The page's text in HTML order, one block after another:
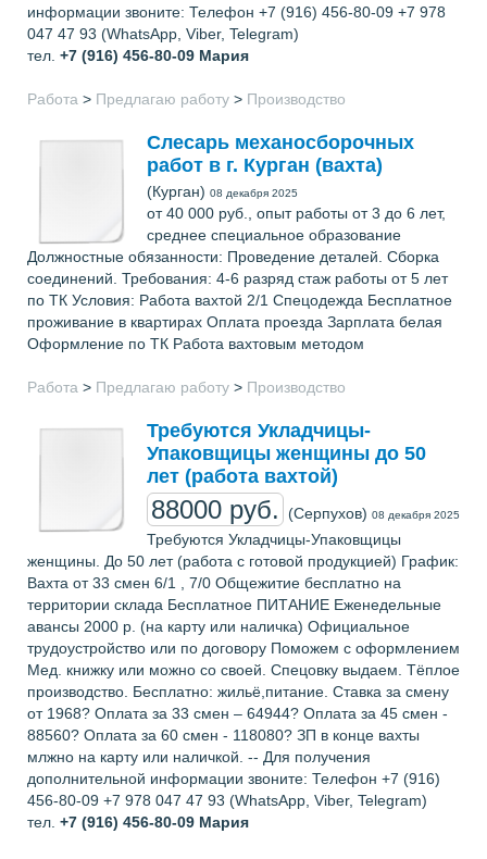
информации звоните: Телефон +7 (916) 456-80-09 +7 978
047 47 93 (WhatsApp, Viber, Telegram)
тел. +7 (916) 456-80-09 Мария
Работа > Предлагаю работу > Производство
Слесарь механосборочных
работ в г. Курган (вахта)
(Курган) 08 декабря 2025
от 40 000 руб., опыт работы от 3 до 6 лет,
среднее специальное образование
Должностные обязанности: Проведение деталей. Сборка
соединений. Требования: 4-6 разряд стаж работы от 5 лет
по ТК Условия: Работа вахтой 2/1 Спецодежда Бесплатное
проживание в квартирах Оплата проезда Зарплата белая
Оформление по ТК Работа вахтовым методом
Работа > Предлагаю работу > Производство
Требуются Укладчицы-
Упаковщицы женщины до 50
лет (работа вахтой)
88000 руб. (Серпухов) 08 декабря 2025
Требуются Укладчицы-Упаковщицы
женщины. До 50 лет (работа с готовой продукцией) График:
Вахта от 33 смен 6/1 , 7/0 Общежитие бесплатно на
территории склада Бесплатное ПИТАНИЕ Еженедельные
авансы 2000 р. (на карту или наличка) Официальное
трудоустройство или по договору Поможем с оформлением
Мед. книжку или можно со своей. Спецовку выдаем. Тёплое
производство. Бесплатно: жильё,питание. Ставка за смену
от 1968? Оплата за 33 смен – 64944? Оплата за 45 смен -
88560? Оплата за 60 смен - 118080? ЗП в конце вахты
млжно на карту или наличкой. -- Для получения
дополнительной информации звоните: Телефон +7 (916)
456-80-09 +7 978 047 47 93 (WhatsApp, Viber, Telegram)
тел. +7 (916) 456-80-09 Мария